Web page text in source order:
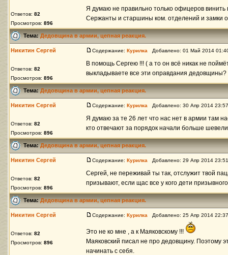
Ответов: 82
Просмотров: 896
Я думаю не правильно только офицеров
Сержанты и старшины ком. отделений и замки
Тема:Дедовщина в армии, цепная реакция.
Никитин Сергей
Ответов: 82
Просмотров: 896
Содержание: Курилка Добавлено: 01 Май 2014
В помощь Сергею !!! ( а то он всё никак не
выкладываете все эти оправдания дедовщины?
Тема:Дедовщина в армии, цепная реакция.
Никитин Сергей
Ответов: 82
Просмотров: 896
Содержание: Курилка Добавлено: 30 Апр 2014
Я думаю за те 26 лет что нас нет в армии там
кто отвечают за порядок начали больше
Тема:Дедовщина в армии, цепная реакция.
Никитин Сергей
Ответов: 82
Просмотров: 896
Содержание: Курилка Добавлено: 29 Апр 2014
Сергей, не переживай ты так, отслужит твой
призывают, если щас все у кого дети
Тема:Дедовщина в армии, цепная реакция.
Никитин Сергей
Ответов: 82
Просмотров: 896
Содержание: Курилка Добавлено: 25 Апр 2014
Это не ко мне , а к Маяковскому !!!
Маяковский писал не про дедовщину. Поэтому
начинать с себя.